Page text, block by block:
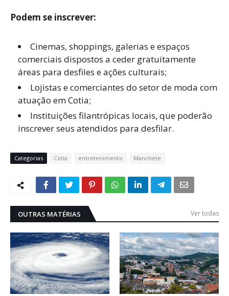
Podem se inscrever:
Cinemas, shoppings, galerias e espaços
comerciais dispostos a ceder gratuitamente
áreas para desfiles e ações culturais;
Lojistas e comerciantes do setor de moda com
atuação em Cotia;
Instituições filantrópicas locais, que poderão
inscrever seus atendidos para desfilar.
Categorias Cotia entretenimento Manchete
OUTRAS MATÉRIAS Ver todas